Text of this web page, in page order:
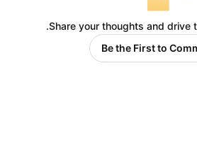
Share your thoughts and
Be the First to